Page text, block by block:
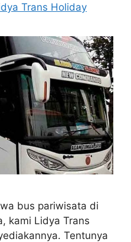
Trans Holiday
bus pariwisata di
kami Lidya Trans
Tentunya